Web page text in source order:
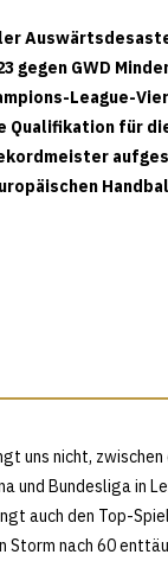
gegen GWD
League-
für
uns nicht,
und Bundesliga in
auch den Top-
Storm nach 60